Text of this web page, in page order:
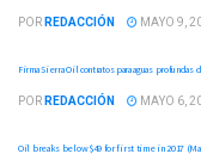
POR REDACCIÓN MAYO 9,
Firma Sierra Oil contratos para aguas profundas
POR REDACCIÓN MAYO 6,
Oil breaks below $49 for first time in 2017